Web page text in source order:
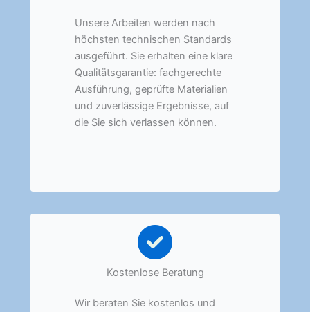
Unsere Arbeiten werden nach
höchsten technischen Standards
ausgeführt. Sie erhalten eine klare
Qualitätsgarantie: fachgerechte
Ausführung, geprüfte Materialien
und zuverlässige Ergebnisse, auf
die Sie sich verlassen können.
Kostenlose Beratung
Wir beraten Sie kostenlos und